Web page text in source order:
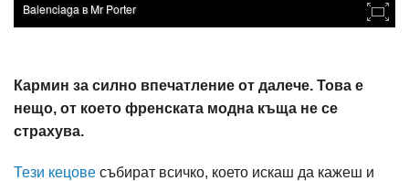
Balenciaga в Mr Porter
Кармин за силно впечатление от далече. Това е
нещо, от което френската модна къща не се
страхува.
Тези кецове събират всичко, което искаш да кажеш и